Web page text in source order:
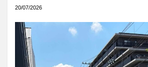
20/07/2026